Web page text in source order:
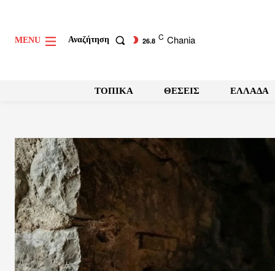
MENU Αναζήτηση 26.8 C Chania
ΤΟΠΙΚΑ ΘΕΣΕΙΣ ΕΛΛΑΔΑ